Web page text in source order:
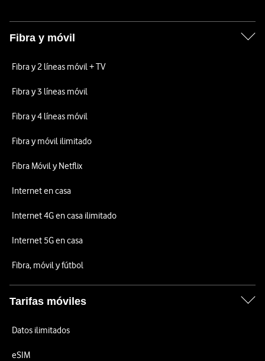
Fibra y móvil
Fibra y 2 líneas móvil + TV
Fibra y 3 líneas móvil
Fibra y 4 líneas móvil
Fibra y móvil ilimitado
Fibra Móvil y Netflix
Internet en casa
Internet 4G en casa ilimitado
Internet 5G en casa
Fibra, móvil y fútbol
Tarifas móviles
Datos ilimitados
eSIM